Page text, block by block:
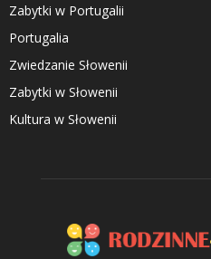
Zabytki w Portugalii
Portugalia
Zwiedzanie Słowenii
Zabytki w Słowenii
Kultura w Słowenii